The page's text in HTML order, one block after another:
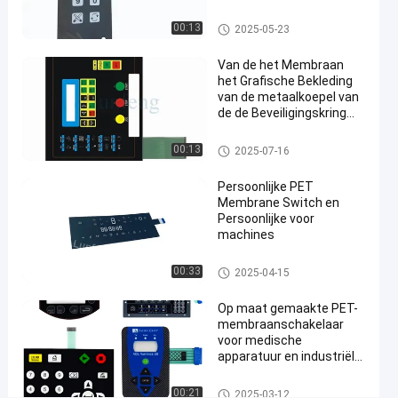
3M467
koepelknoop
#
3M467 de Bekleding
van de
membraanschakelaar
#
van het
kleurenmembraan
t
00:13
De Bekleding van de membraa
nschakelaar
2025-05-23
00:13
Van de het Membraan
het Grafische Bekleding
van de metaalkoepel van
de de Beveiligingskring
Panel Overlay
De Bekleding van de membraa
nschakelaar
2025-07-16
00:33
Persoonlijke PET
Membrane Switch en
Persoonlijke voor
machines
De Schakelaar van het HUISDI
ERENmembraan
2025-04-15
00:21
Op maat gemaakte PET-
membraanschakelaar
voor medische
apparatuur en industriële
De Schakelaar van het HUISDI
2025-03-12